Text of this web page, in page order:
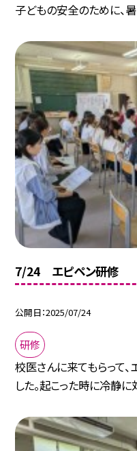
子どもの安全のために、
7/24 エピペン研修
公開日 2025/07/24
研修
校医さんに来てもらって
した。起こった時に冷静に